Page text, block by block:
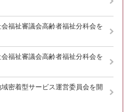
福祉審議会高齢者福祉分科会を
福祉審議会高齢者福祉分科会を
密着型サービス運営委員会を開